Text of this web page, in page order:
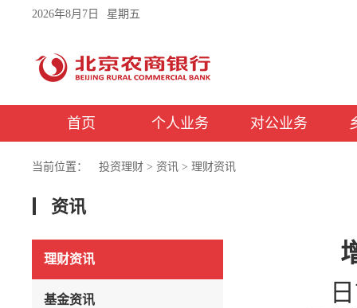
2026年8月7日 星期五
首页 个人业务 对公业务
当前位置： 投资理财 > 资讯 > 理财资讯
资讯
理财资讯
基金资讯